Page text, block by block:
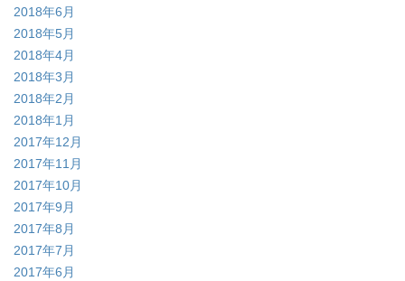
2018年6月
2018年5月
2018年4月
2018年3月
2018年2月
2018年1月
2017年12月
2017年11月
2017年10月
2017年9月
2017年8月
2017年7月
2017年6月